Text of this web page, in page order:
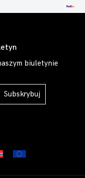
biuletynie
Subskrybuj